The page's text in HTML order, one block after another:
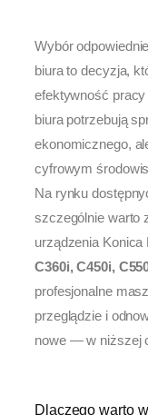
Wybór
biura to decyzja,
efektywność
biura potrzebują
ekonomicznego,
cyfrowym
Na rynku
szczególnie warto
urządzenia Konica
C360i, C450i,
profesjonalne
przeglądzie i
nowe — w niższej
Dlaczego warto